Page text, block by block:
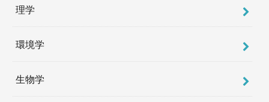
理学
環境学
生物学